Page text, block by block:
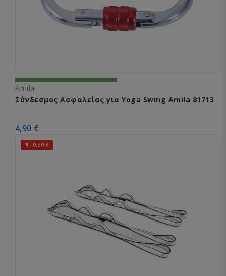
Amila
Σύνδεσμος Ασφαλείας για Yoga Swing Amila 81713
4,90 €
 -0,50 €